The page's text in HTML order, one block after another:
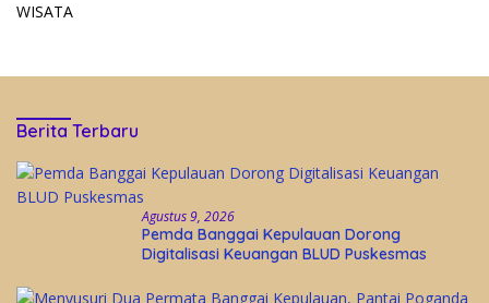
WISATA
Berita Terbaru
Agustus 9, 2026
Pemda Banggai Kepulauan Dorong
Digitalisasi Keuangan BLUD Puskesmas